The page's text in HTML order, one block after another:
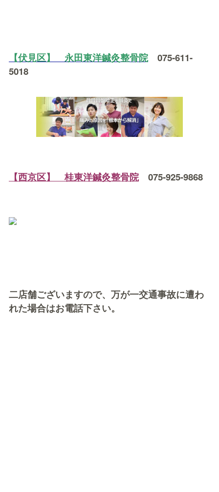
【伏見区】 永田東洋鍼灸整骨院075-611-
5018
【西京区】 桂東洋鍼灸整骨院 075-925-9868
二店舗ございますので、万が一交通事故に遭わ
れた場合はお電話下さい。